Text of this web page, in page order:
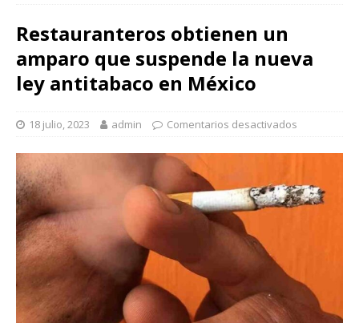
Restauranteros obtienen un
amparo que suspende la nueva
ley antitabaco en México
18 julio, 2023 admin Comentarios desactivados